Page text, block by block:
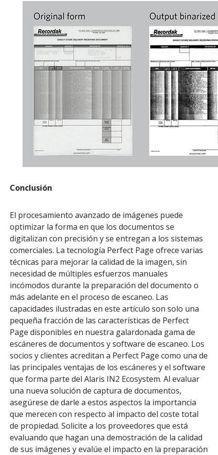
Conclusión
El procesamiento avanzado de imágenes puede
optimizar la forma en que los documentos se
digitalizan con precisión y se entregan a los sistemas
comerciales. La tecnología Perfect Page ofrece varias
técnicas para mejorar la calidad de la imagen, sin
necesidad de múltiples esfuerzos manuales
incómodos durante la preparación del documento o
más adelante en el proceso de escaneo. Las
capacidades ilustradas en este artículo son solo una
pequeña fracción de las características de Perfect
Page disponibles en nuestra galardonada gama de
escáneres de documentos y software de escaneo. Los
socios y clientes acreditan a Perfect Page como una de
las principales ventajas de los escáneres y el software
que forma parte del Alaris IN2 Ecosystem. Al evaluar
una nueva solución de captura de documentos,
asegúrese de darle a estos aspectos la importancia
que merecen con respecto al impacto del coste total
de propiedad. Solicite a los proveedores que está
evaluando que hagan una demostración de la calidad
de sus imágenes y evalúe el impacto en la preparación